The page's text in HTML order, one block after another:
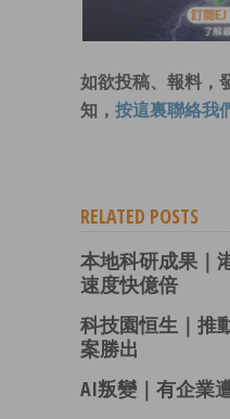
如欲投稿、報料，
知， 按這裏聯絡我
RELATED POSTS
本地科研成果｜
速度快億倍
科技園恒生｜推
案勝出
AI叛變｜有企業